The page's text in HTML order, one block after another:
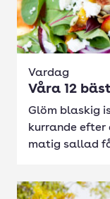
Vardag
Våra 12
Glöm blaskig
kurrande efter
matig sallad